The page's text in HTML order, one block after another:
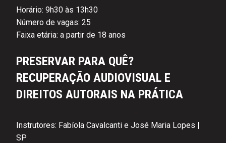
Horário: 9h30 às 13h30
Número de vagas: 25
Faixa etária: a partir de 18 anos
PRESERVAR PARA QUÊ?
RECUPERAÇÃO AUDIOVISUAL E
DIREITOS AUTORAIS NA PRÁTICA
Instrutores: Fabíola Cavalcanti e José Maria Lopes |
SP